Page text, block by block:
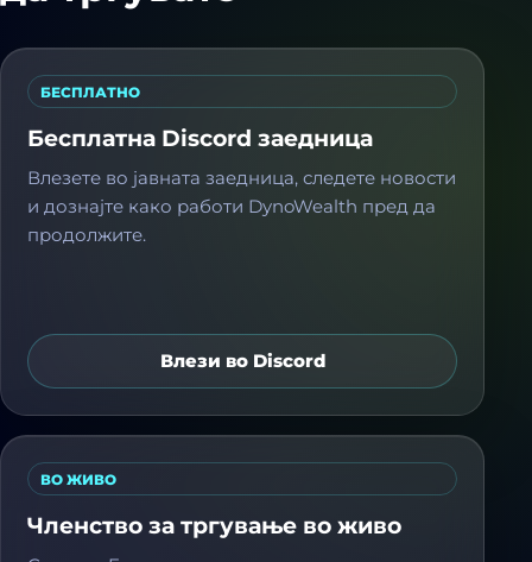
БЕСПЛАТНО
Бесплатна Discord заедница
Влезете во јавната заедница, следете новости
и дознајте како работи DynoWealth пред да
продолжите.
Влези во Discord
ВО ЖИВО
Членство за тргување во живо